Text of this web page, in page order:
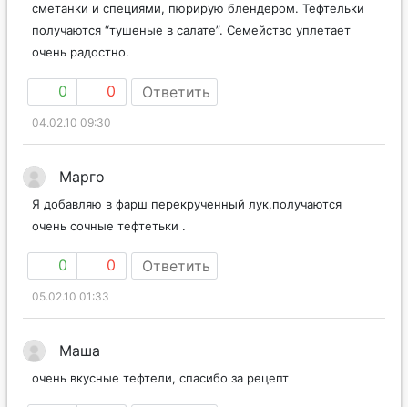
сметанки и специями, пюрирую блендером. Тефтельки
получаются “тушеные в салате”. Семейство уплетает
очень радостно.
0 0 Ответить
04.02.10 09:30
Марго
Я добавляю в фарш перекрученный лук,получаются
очень сочные тефтетьки .
0 0 Ответить
05.02.10 01:33
Маша
очень вкусные тефтели, спасибо за рецепт